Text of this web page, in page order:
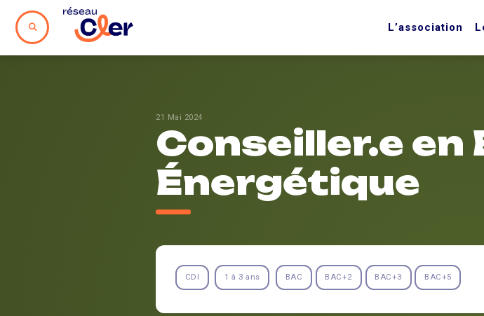
L’association
21 Mai 2024
Conseiller.e
Énergétique
CDI 1 à 3 ans BAC BAC+2 BAC+3 BAC+5